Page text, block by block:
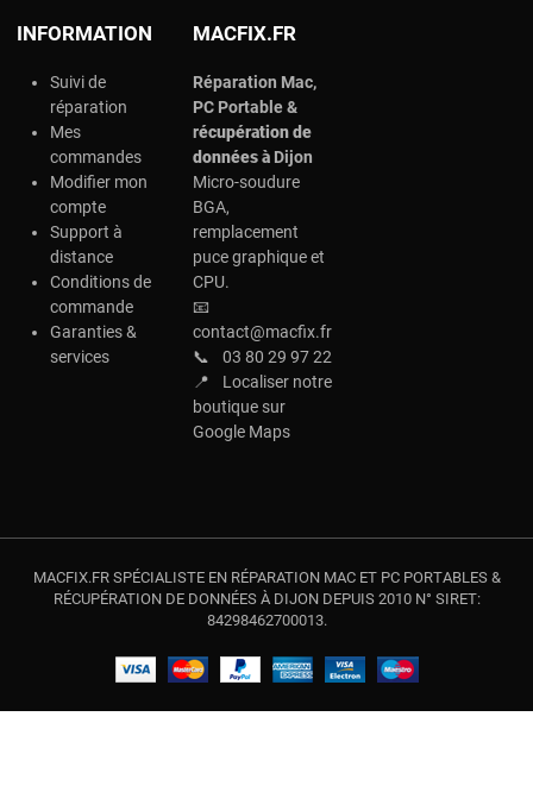
INFORMATION
Suivi de
réparation
Mes
commandes
Modifier mon
compte
Support à
distance
Conditions de
commande
Garanties &
services
MACFIX.FR
Réparation Mac,
PC Portable &
récupération de
données àDijon
Micro-soudure
BGA,
remplacement
puce graphique et
CPU.
📧
contact@macfix.fr
📞
03 80 29 97 22
📍
Localiser notre
boutique sur
Google Maps
MACFIX.FR SPÉCIALISTE EN RÉPARATION MAC ET PC PORTABLES &
RÉCUPÉRATION DE DONNÉES À DIJON DEPUIS 2010 N° SIRET:
84298462700013.